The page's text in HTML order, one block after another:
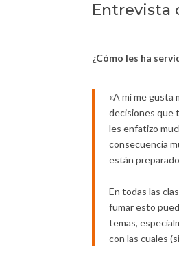
Entrevista
¿Cómo les ha
«A mí me gusta
decisiones que
les enfatizo
consecuencia
están
En todas las
fumar esto
temas,
con las cuales